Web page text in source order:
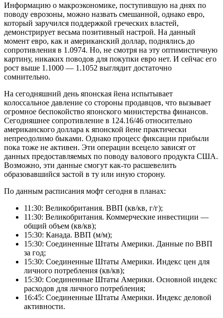
Информацию о макроэкономике, поступившую на днях по
поводу еврозоны, можно назвать смешанной, однако евро,
который заручился поддержкой греческих властей,
демонстрирует весьма позитивный настрой. На данный
момент евро, как и американский доллар, поднялись до
сопротивления в 1.0974. Но, не смотря на эту оптимистичную
картину, никаких поводов для покупки евро нет. И сейчас его
рост выше 1.1000 — 1.1052 выглядит достаточно
сомнительно.
На сегодняшний день японская йена испытывает
колоссальное давление со стороны продавцов, что вызывает
огромное беспокойство японского министерства финансов.
Сегодняшнее сопротивление в 124.16/46 относительно
американского доллара к японской йене практически
непреодолимо быками. Однако процесс фиксации прибыли
пока тоже не активен. Эти операции всецело зависят от
данных предоставляемых по поводу валового продукта США.
Возможно, эти данные смогут как-то расшевелить
образовавшийся застой в ту или иную сторону.
По данным расписания мофт сегодня в планах:
11:30: Великобритания. ВВП (кв/кв, г/г);
11:30: Великобритания. Коммерческие инвестиции —
общий объем (кв/кв);
15:30: Канада. ВВП (м/м);
15:30: Соединенные Штаты Америки. Данные по ВВП
за год;
15:30: Соединенные Штаты Америки. Индекс цен для
личного потребления (кв/кв);
15:30: Соединенные Штаты Америки. Основной индекс
расходов для личного потребления;
16:45: Соединенные Штаты Америки. Индекс деловой
активности.